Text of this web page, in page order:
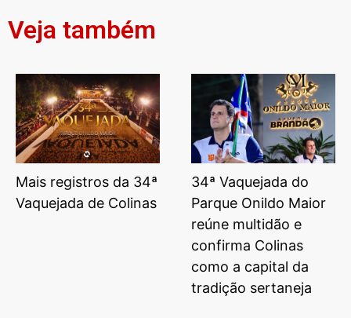
Veja também
Mais registros da 34ª
Vaquejada de Colinas
34ª Vaquejada do
Parque Onildo Maior
reúne multidão e
confirma Colinas
como a capital da
tradição sertaneja